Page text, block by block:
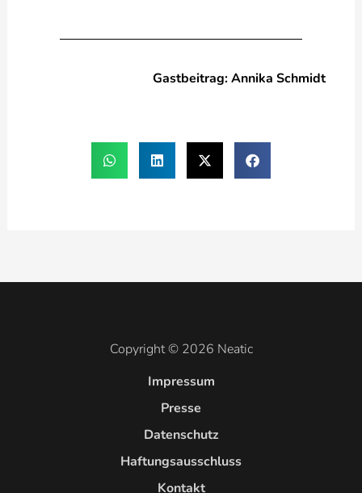
Gastbeitrag: Annika Schmidt
Copyright © 2026 Neatic
Impressum
Presse
Datenschutz
Haftungsausschluss
Kontakt